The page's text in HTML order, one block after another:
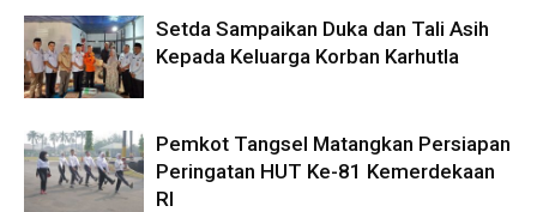
Setda Sampaikan Duka dan Tali Asih
Kepada Keluarga Korban Karhutla
Pemkot Tangsel Matangkan Persiapan
Peringatan HUT Ke-81 Kemerdekaan
RI